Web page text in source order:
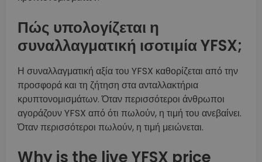
Πώς υπολογίζεται η
συναλλαγματική ισοτιμία YFSX;
Η συναλλαγματική αξία του YFSX καθορίζεται από την
προσφορά και τη ζήτηση στα ανταλλακτήρια
κρυπτονομισμάτων. Όταν περισσότεροι άνθρωποι
αγοράζουν YFSX από ότι πωλούν, η τιμή του ανεβαίνει.
Όταν περισσότεροι πωλούν, η τιμή μειώνεται.
Why is the live YFSX price